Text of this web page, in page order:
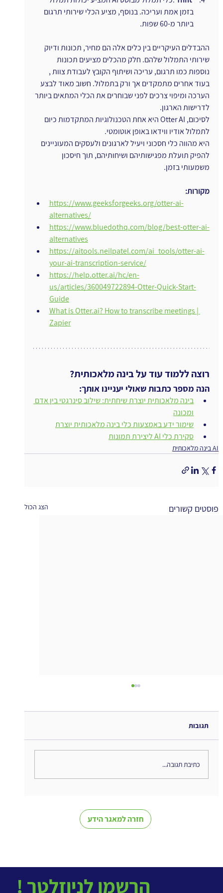
חזרה למאגר הידע
בזמן אמת ועריכה. בנוסף, מציע הכלי שירותי תרגום
ביותר מ-60 שפות.
ההבדלים העיקריים בין כלים אלה הם מחיר, תכונות ודיוק
שירותי התמלול שלהם. חלק מהכלים מציעים תכונות
נוספות כמו תרגום, עריכה ושיתוף הקובץ לעבודת צוות ,
בעוד אחרים מתמקדים אך ורק בתמלול. חשוב מאוד לבצע
הערכה ומיפוי צרכים לפני שבוחרים את הכלי המתאים ביותר
לדרישות הארגון.
לסיכום, Otter AI היא אחת הטכנולוגיות המתקדמות כיום
לתמלול אודיו ווידאו באופן אוטומטי.
היא מהווה כלי חסכוני ויעיל לארגונים ולעסקים המעוניינים
להפיק תועלת מפגישותיהם ושיחותיהם, תוך חיסכון
משמעותי בזמן.
מקורות:
https://www.geeksforgeeks.org/otter-ai-
alternatives/
https://www.bluedothq.com/blog/best-otter-ai-
alternatives
https://aitools.neilpatel.com/ai_tools/otter-ai-
your-ai-transcription-service/
https://help.otter.ai/hc/en-
us/articles/360049722894-Otter-Quick-Start-
Guide
What is Otter.ai? How to transcribe meetings |
Zapier
רוצה ללמוד עוד על בינה מלאכותית?
הנה מספר כתבות שאולי יעניינו אותך:
בינה מלאכותית יוצרת שיחתית: שילוב סינרגטי בין אדם
ומכונה
שימור ידע באמצעות כלי בינה מלאכותית יוצרת
סקירת כלי AI ליצירת תמונות
AI בינה מלאכותית
פוסטים קשורים הצג הכול
תגובות
כתיבת תגובה...
! הרשמו לניוזלטר